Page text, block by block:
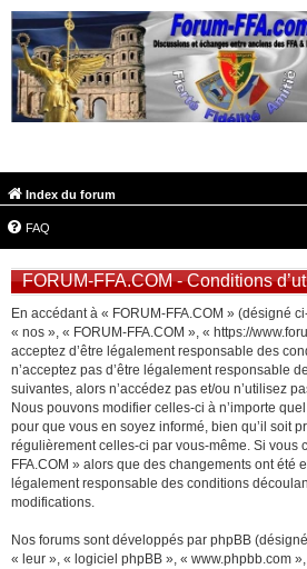
Index du forum
FAQ
FORUM-FFA.COM - Conditions
En accédant à « FORUM-FFA.COM » (désigné
« nos », « FORUM-FFA.COM », « https://
acceptez d’être légalement responsable des
n’acceptez pas d’être légalement responsable
suivantes, alors n’accédez pas et/ou n’utilisez
Nous pouvons modifier celles-ci à n’importe
pour que vous en soyez informé, bien qu’il soit
régulièrement celles-ci par vous-même. Si vous
FFA.COM » alors que des changements ont été
légalement responsable des conditions
modifications.
Nos forums sont développés par phpBB
« leur », « logiciel phpBB », « www.phpbb.com